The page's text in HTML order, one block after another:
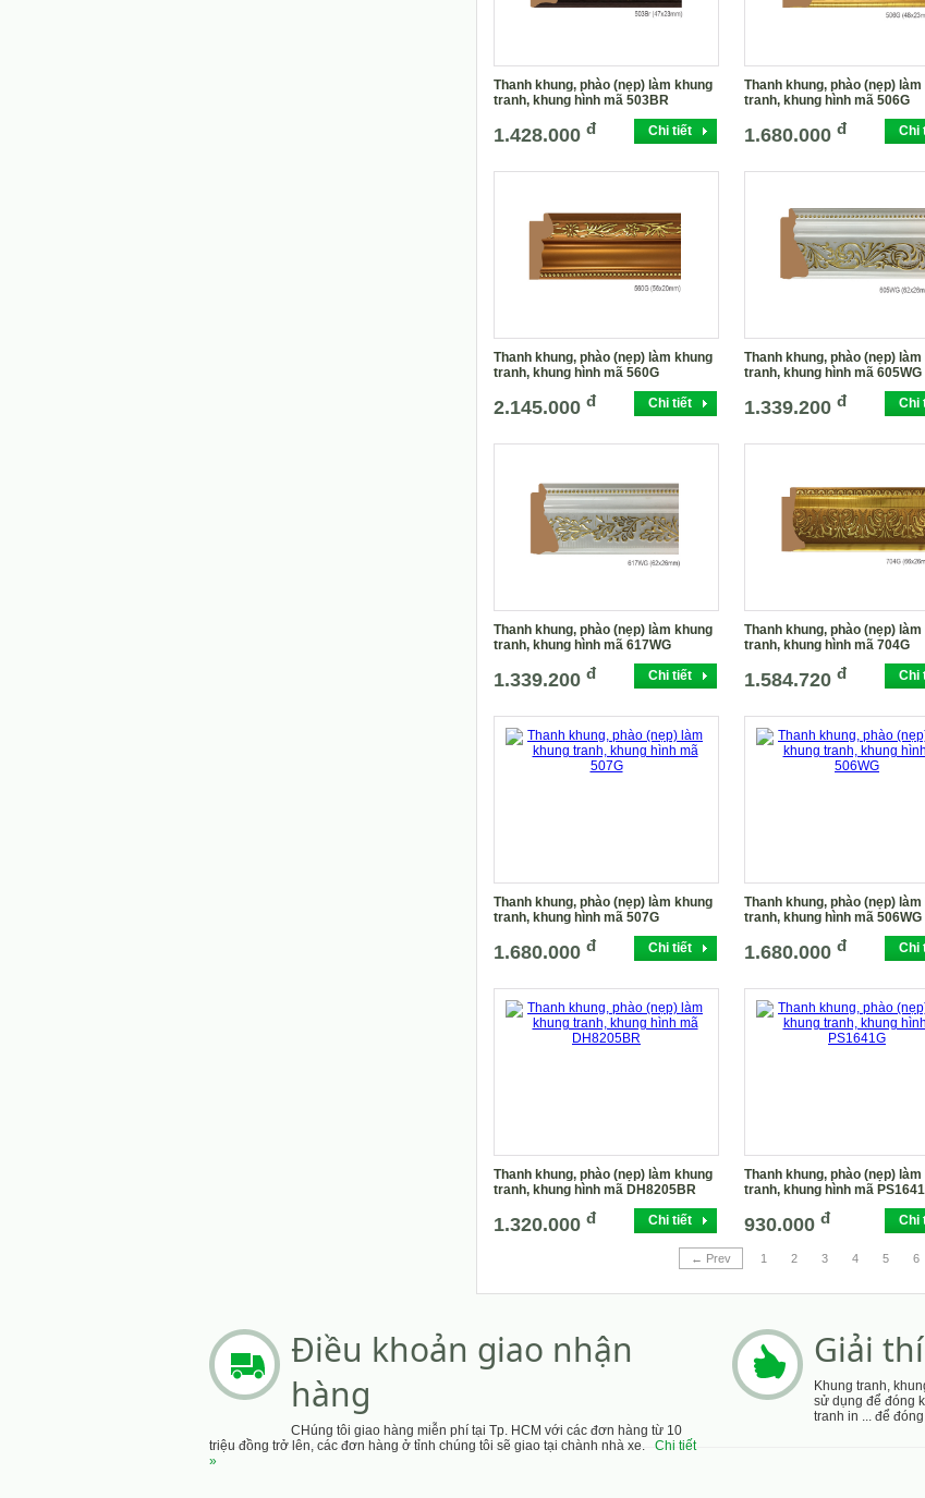
Thanh khung, phào (nẹp) làm khung
tranh, khung hình mã 503BR
Chi tiết
1.428.000 đ
Thanh khung, phào (nẹp)
tranh, khung hình mã 506G
Chi
1.680.000 đ
Thanh khung, phào (nẹp) làm khung
tranh, khung hình mã 560G
Chi tiết
2.145.000 đ
Thanh khung, phào (nẹp)
tranh, khung hình mã 605WG
Chi
1.339.200 đ
Thanh khung, phào (nẹp) làm khung
tranh, khung hình mã 617WG
Chi tiết
1.339.200 đ
Thanh khung, phào (nẹp)
tranh, khung hình mã 704G
Chi
1.584.720 đ
Thanh khung, phào (nẹp) làm khung
tranh, khung hình mã 507G
Chi tiết
1.680.000 đ
Thanh khung, phào (nẹp)
tranh, khung hình mã 506WG
Chi
1.680.000 đ
Thanh khung, phào (nẹp) làm khung
tranh, khung hình mã DH8205BR
Chi tiết
1.320.000 đ
Thanh khung, phào (nẹp)
tranh, khung hình mã
Chi
930.000 đ
← Prev 1 2 3 4 5 6
Điều khoản giao nhận
hàng
CHúng tôi giao hàng miễn phí tại Tp. HCM với các đơn hàng từ 10
triệu đồng trở lên, các đơn hàng ở tỉnh chúng tôi sẽ giao tại chành nhà xe. Chi tiết
»
Giải
Khung tranh,
sử dụng để đóng
tranh in ... để